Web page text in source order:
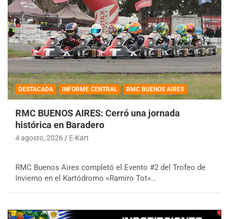
DESTACADA INFORME CENTRAL RMC BUENOS AIRES
RMC BUENOS AIRES: Cerró una jornada
histórica en Baradero
4 agosto, 2026 E-Kart
RMC Buenos Aires completó el Evento #2 del Trofeo de
Invierno en el Kartódromo «Ramiro Tot»…